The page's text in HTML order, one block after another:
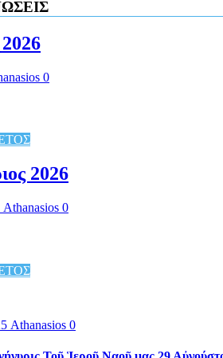
2026
0
2026
Athanasios 0
Athanasios 0